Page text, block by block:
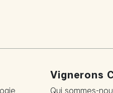
Vignerons
Qui sommes-